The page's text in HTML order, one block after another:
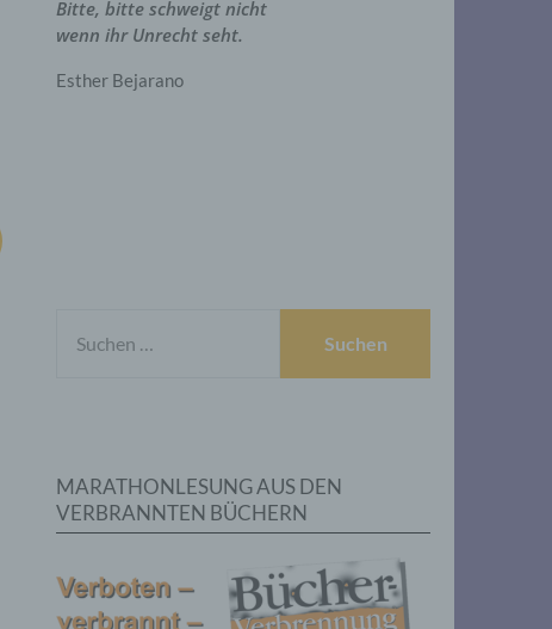
Bitte, bitte schweigt nicht
wenn ihr Unrecht seht.
Esther Bejarano
NACH:
MARATHONLESUNG AUS DEN
VERBRANNTEN BÜCHERN